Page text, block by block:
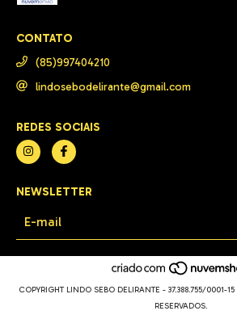
CONTATO
(85)997404210
lindosebodelirante@gmail.com
REDES SOCIAIS
NEWSLETTER
COPYRIGHT LINDO SEBO DELIRANTE - 37.388.755/0001-
RESERVADOS.